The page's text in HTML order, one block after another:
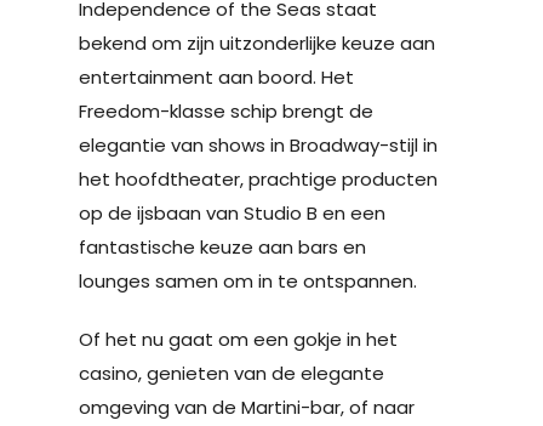
Independence of the Seas staat
bekend om zijn uitzonderlijke keuze aan
entertainment aan boord. Het
Freedom-klasse schip brengt de
elegantie van shows in Broadway-stijl in
het hoofdtheater, prachtige producten
op de ijsbaan van Studio B en een
fantastische keuze aan bars en
lounges samen om in te ontspannen.
Of het nu gaat om een gokje in het
casino, genieten van de elegante
omgeving van de Martini-bar, of naar